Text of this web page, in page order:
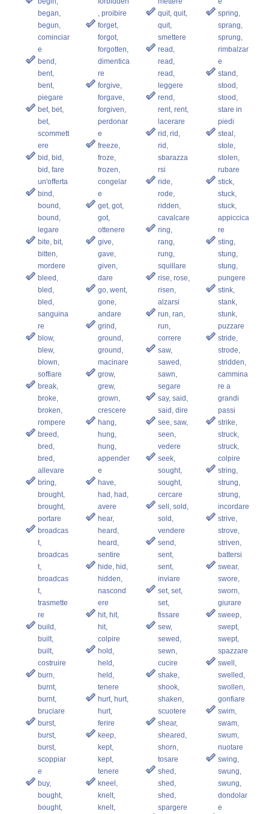
began,
begun,
cominciar
e
bend,
bent,
bent,
piegare
bet, bet,
bet,
scommett
ere
bid, bid,
bid, fare
un'offerta
bind,
bound,
bound,
legare
bite, bit,
bitten,
mordere
bleed,
bled,
bled,
sanguina
re
blow,
blew,
blown,
soffiare
break,
broke,
broken,
rompere
breed,
bred,
bred,
allevare
bring,
brought,
brought,
portare
broadcas
t,
broadcas
t,
broadcas
t,
trasmette
re
build,
built,
built,
costruire
burn,
burnt,
burnt,
bruciare
burst,
burst,
burst,
scoppiar
e
buy,
bought,
bought,
, proibire
forget,
forgot,
forgotten,
dimentica
re
forgive,
forgave,
forgiven,
perdonar
e
freeze,
froze,
frozen,
congelar
e
get, got,
got,
ottenere
give,
gave,
given,
dare
go, went,
gone,
andare
grind,
ground,
ground,
macinare
grow,
grew,
grown,
crescere
hang,
hung,
hung,
appender
e
have,
had, had,
avere
hear,
heard,
heard,
sentire
hide, hid,
hidden,
nascond
ere
hit, hit,
hit,
colpire
hold,
held,
held,
tenere
hurt, hurt,
hurt,
ferire
keep,
kept,
kept,
tenere
kneel,
knelt,
knelt,
quit, quit,
quit,
smettere
read,
read,
read,
leggere
rend,
rent, rent,
lacerare
rid, rid,
rid,
sbarazza
rsi
ride,
rode,
ridden,
cavalcare
ring,
rang,
rung,
squillare
rise, rose,
risen,
alzarsi
run, ran,
run,
correre
saw,
sawed,
sawn,
segare
say, said,
said, dire
see, saw,
seen,
vedere
seek,
sought,
sought,
cercare
sell, sold,
sold,
vendere
send,
sent,
sent,
inviare
set, set,
set,
fissare
sew,
sewed,
sewn,
cucire
shake,
shook,
shaken,
scuotere
shear,
sheared,
shorn,
tosare
shed,
shed,
shed,
spargere
spring,
sprang,
sprung,
rimbalzar
e
stand,
stood,
stood,
stare in
piedi
steal,
stole,
stolen,
rubare
stick,
stuck,
stuck,
appiccica
re
sting,
stung,
stung,
pungere
stink,
stank,
stunk,
puzzare
stride,
strode,
stridden,
cammina
re a
grandi
passi
strike,
struck,
struck,
colpire
string,
strung,
strung,
incordare
strive,
strove,
striven,
battersi
swear,
swore,
sworn,
giurare
sweep,
swept,
swept,
spazzare
swell,
swelled,
swollen,
gonfiare
swim,
swam,
swum,
nuotare
swing,
swung,
swung,
dondolar
e